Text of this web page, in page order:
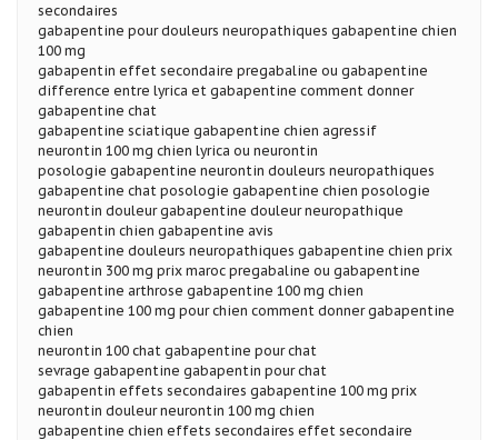
secondaires
gabapentine pour douleurs neuropathiques gabapentine chien
100 mg
gabapentin effet secondaire pregabaline ou gabapentine
difference entre lyrica et gabapentine comment donner
gabapentine chat
gabapentine sciatique gabapentine chien agressif
neurontin 100 mg chien lyrica ou neurontin
posologie gabapentine neurontin douleurs neuropathiques
gabapentine chat posologie gabapentine chien posologie
neurontin douleur gabapentine douleur neuropathique
gabapentin chien gabapentine avis
gabapentine douleurs neuropathiques gabapentine chien prix
neurontin 300 mg prix maroc pregabaline ou gabapentine
gabapentine arthrose gabapentine 100 mg chien
gabapentine 100 mg pour chien comment donner gabapentine
chien
neurontin 100 chat gabapentine pour chat
sevrage gabapentine gabapentin pour chat
gabapentin effets secondaires gabapentine 100 mg prix
neurontin douleur neurontin 100 mg chien
gabapentine chien effets secondaires effet secondaire